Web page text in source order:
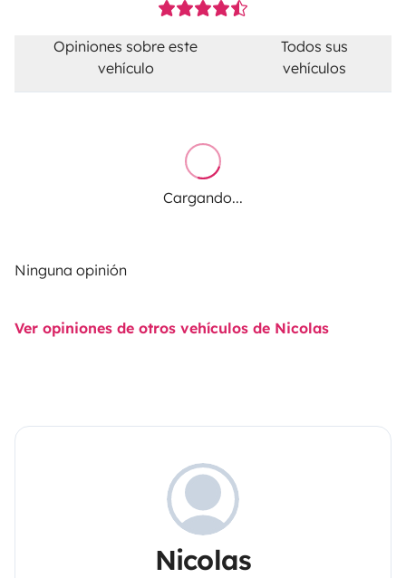
Opiniones sobre este
vehículo
Todos sus
vehículos
Cargando...
Ninguna opinión
Ver opiniones de otros vehículos de Nicolas
Nicolas